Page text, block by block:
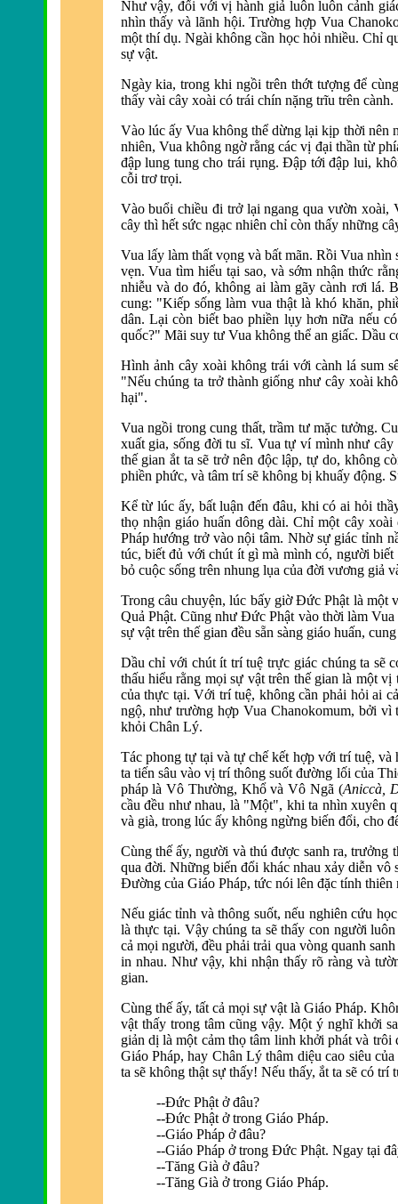
Như vậy, đối với vị hành giả luôn luôn cảnh
nhìn thấy và lãnh hội. Trường hợp Vua
một thí dụ. Ngài không cần học hỏi nhiều. Chỉ
sự vật.
Ngày kia, trong khi ngồi trên thớt tượng để
thấy vài cây xoài có trái chín nặng trĩu trên cành.
Vào lúc ấy Vua không thể dừng lại kịp thời nên
nhiên, Vua không ngờ rằng các vị đại thần từ
đập lung tung cho trái rụng. Ðập tới đập lui,
cỗi trơ trọi.
Vào buổi chiều đi trở lại ngang qua vườn xoài,
cây thì hết sức ngạc nhiên chỉ còn thấy những
Vua lấy làm thất vọng và bất mãn. Rồi Vua nhìn
vẹn. Vua tìm hiểu tại sao, và sớm nhận thức
nhiễu và do đó, không ai làm gãy cành rơi lá.
cung: "Kiếp sống làm vua thật là khó khăn,
dân. Lại còn biết bao phiền lụy hơn nữa nếu
quốc?" Mãi suy tư Vua không thể an giấc. Dầu
Hình ảnh cây xoài không trái với cành lá sum
"Nếu chúng ta trở thành giống như cây xoài
hại".
Vua ngồi trong cung thất, trầm tư mặc tưởng.
xuất gia, sống đời tu sĩ. Vua tự ví mình như cây
thế gian ắt ta sẽ trở nên độc lập, tự do, không
phiền phức, và tâm trí sẽ không bị khuấy động.
Kể từ lúc ấy, bất luận đến đâu, khi có ai hỏi
thọ nhận giáo huấn dông dài. Chỉ một cây
Pháp hướng trở vào nội tâm. Nhờ sự giác tỉnh
túc, biếtđủ với chút ít gì mà mình có, người biết
bỏ cuộc sống trên nhung lụa của đời vương giả
Trong câu chuyện, lúc bấy giờ Ðức Phật là
Quả Phật. Cũng như Ðức Phật vào thời làm
sự vật trên thế gian đều sẵn sàng giáo huấn,
Dầu chỉ với chút ít trí tuệ trực giác chúng ta sẽ
thấu hiểu rằng mọi sự vật trên thế gian là một
của thực tại. Với trí tuệ, không cần phải hỏi ai
ngộ, như trường hợp Vua Chanokomum, bởi
khỏi Chân Lý.
Tác phong tự tại và tự chế kết hợp với trí tuệ,
ta tiến sâu vào vị trí thông suốt đường lối của
pháp là Vô Thường, Khổ và Vô Ngã (Aniccà,
cầu đều như nhau, là "Một", khi ta nhìn xuyên
và già, trong lúc ấy không ngừng biến đổi, cho
Cùng thế ấy, người và thú được sanh ra, trưởng
qua đời. Những biến đổi khác nhau xảy diễn vô
Ðường của Giáo Pháp, tức nói lên đặc tính
Nếu giác tỉnh và thông suốt, nếu nghiên cứu
là thực tại. Vậy chúng ta sẽ thấy con người lu
cả mọi người, đều phải trải qua vòng quanh
in nhau. Như vậy, khi nhận thấy rõ ràng và
gian.
Cùng thế ấy, tất cả mọi sự vật là Giáo Pháp.
vật thấy trong tâm cũng vậy. Một ý nghĩ khởi
giản dị là một cảm thọ tâm linh khởi phát và
Giáo Pháp, hay Chân Lý thâm diệu cao siêu
ta sẽ không thật sự thấy! Nếu thấy, ắt ta sẽ có trí
--Ðức Phật ở đâu?
--Ðức Phật ở trong Giáo Pháp.
--Giáo Pháp ở đâu?
--Giáo Pháp ở trong Ðức Phật. Ngay tại
--Tăng Già ởđâu?
--Tăng Già ở trong Giáo Pháp.